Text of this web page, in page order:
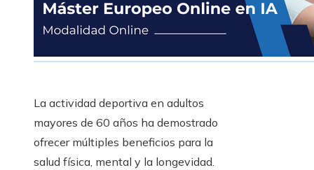
La actividad deportiva en adultos
mayores de 60 años ha demostrado
ofrecer múltiples beneficios para la
salud física, mental y la longevidad.